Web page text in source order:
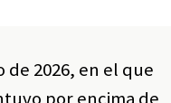
2026, en el que